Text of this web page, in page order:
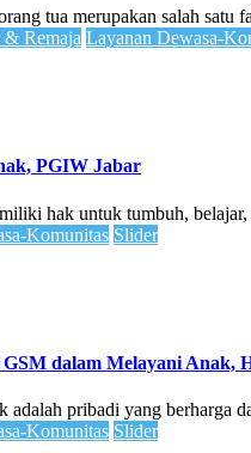
tua merupakan salah satu
Remaja Layanan Dewasa-
PGIW Jabar
hak untuk tumbuh,
Komunitas Slider
dalam Melayani Anak,
adalah pribadi yang berharga
Komunitas Slider